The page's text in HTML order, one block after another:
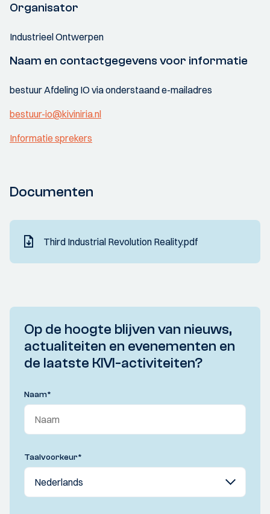
Organisator
Industrieel Ontwerpen
Naam en contactgegevens voor informatie
bestuur Afdeling IO via onderstaand e-mailadres
bestuur-io@kiviniria.nl
Informatie sprekers
Documenten
Third Industrial Revolution Reality.pdf
Op de hoogte blijven van nieuws,
actualiteiten en evenementen en
de laatste KIVI-activiteiten?
Naam*
Taalvoorkeur*